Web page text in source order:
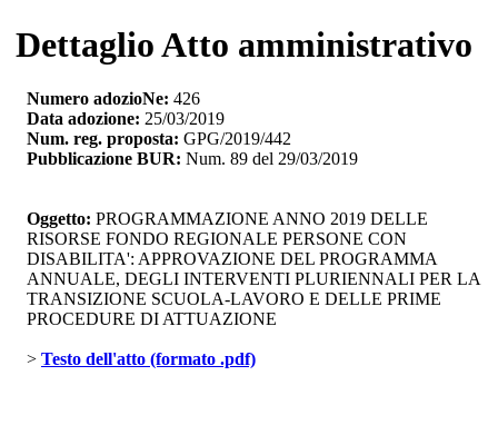
Dettaglio Atto amministrativo
Numero adozioNe: 426
Data adozione: 25/03/2019
Num. reg. proposta: GPG/2019/442
Pubblicazione BUR: Num. 89 del 29/03/2019
Oggetto: PROGRAMMAZIONE ANNO 2019 DELLE
RISORSE FONDO REGIONALE PERSONE CON
DISABILITA': APPROVAZIONE DEL PROGRAMMA
ANNUALE, DEGLI INTERVENTI PLURIENNALI PER LA
TRANSIZIONE SCUOLA-LAVORO E DELLE PRIME
PROCEDURE DI ATTUAZIONE
> Testo dell'atto (formato .pdf)